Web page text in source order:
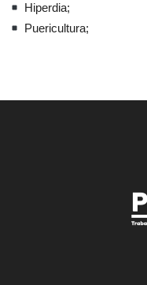
Hiperdia;
Puericultura;